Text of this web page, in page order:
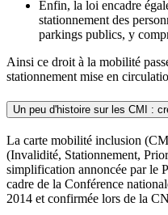
Enfin, la loi encadre
stationnement des
parkings publics, y
Ainsi ce droit à la mobilité
stationnement mise en
Un peu d'histoire sur les CMI :
La carte mobilité inclusion
(Invalidité, Stationnement,
simplification annoncée par le
cadre de la Conférence
2014 et confirmée lors de la